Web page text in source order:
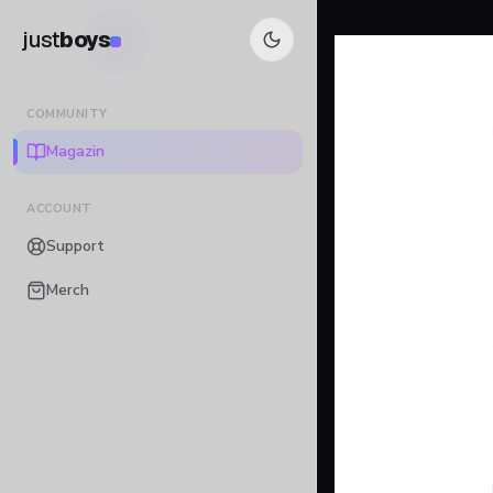
justboys
COMMUNITY
Magazin
ACCOUNT
Support
Merch